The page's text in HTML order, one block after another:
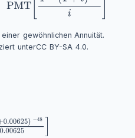
gewöhnlichen Annuität.
unterCC BY-SA 4.0.